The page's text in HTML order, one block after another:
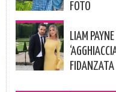
FOTO
LIAM